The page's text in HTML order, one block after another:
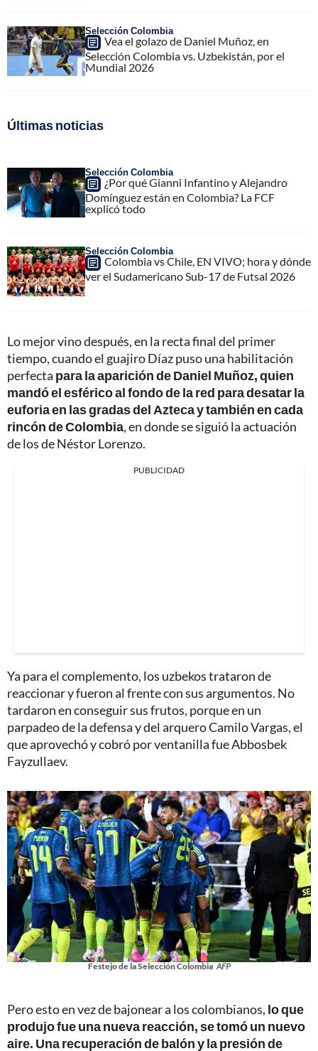
Selección Colombia
Vea el golazo de Daniel Muñoz, en
Selección Colombia vs. Uzbekistán, por el
Mundial 2026
Últimas noticias
Selección Colombia
¿Por qué Gianni Infantino y Alejandro
Domínguez están en Colombia? La FCF
explicó todo
Selección Colombia
Colombia vs Chile, EN VIVO; hora y dónde
ver el Sudamericano Sub-17 de Futsal 2026
Lo mejor vino después, en la recta final del primer
tiempo, cuando el guajiro Díaz puso una habilitación
perfecta para la aparición de Daniel Muñoz, quien
mandó el esférico al fondo de la red para desatar la
euforia en las gradas del Azteca y también en cada
rincón de Colombia, en donde se siguió la actuación
de los de Néstor Lorenzo.
PUBLICIDAD
Ya para el complemento, los uzbekos trataron de
reaccionar y fueron al frente con sus argumentos. No
tardaron en conseguir sus frutos, porque en un
parpadeo de la defensa y del arquero Camilo Vargas, el
que aprovechó y cobró por ventanilla fue Abbosbek
Fayzullaev.
Festejo de la Selección Colombia AFP
Pero esto en vez de bajonear a los colombianos, lo que
produjo fue una nueva reacción, se tomó un nuevo
aire. Una recuperación de balón y la presión de